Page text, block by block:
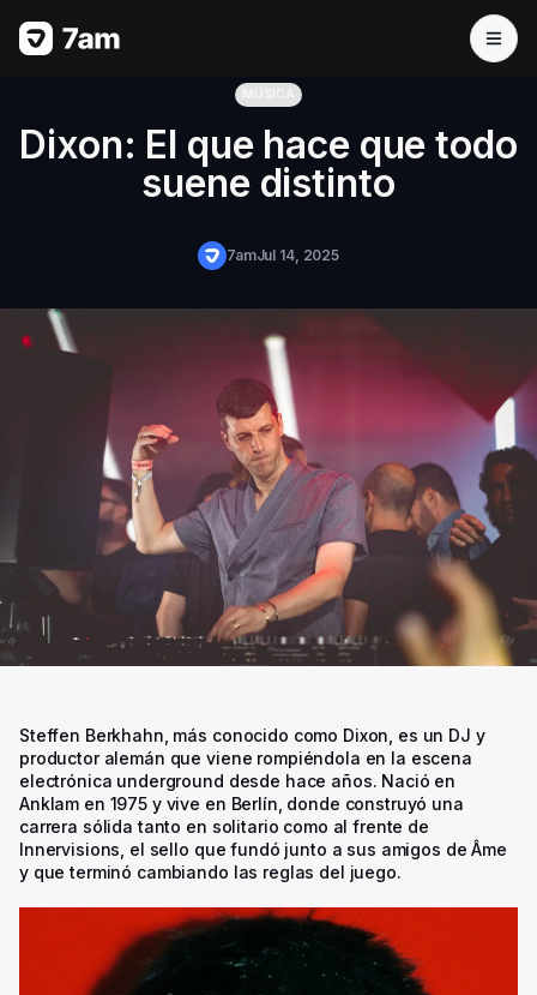
Dixon: El que hace que todo
suene distinto
7amJul 14, 2025
Steffen Berkhahn, más conocido como Dixon, es un DJ y
productor alemán que viene rompiéndola en la escena
electrónica underground desde hace años. Nació en
Anklam en 1975 y vive en Berlín, donde construyó una
carrera sólida tanto en solitario como al frente de
Innervisions, el sello que fundó junto a sus amigos de Âme
y que terminó cambiando las reglas del juego.